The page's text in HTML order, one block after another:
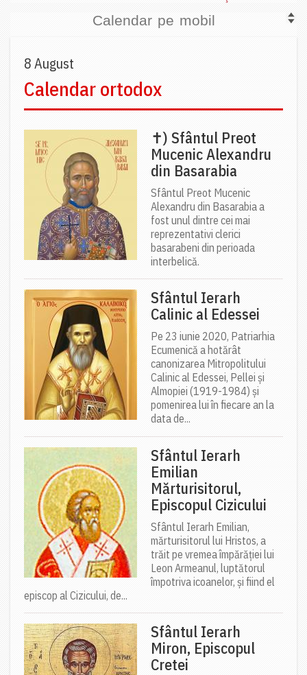
Calendar pe mobil
8 August
Calendar ortodox
✝) Sfântul Preot
Mucenic Alexandru
din Basarabia
Sfântul Preot Mucenic
Alexandru din Basarabia a
fost unul dintre cei mai
reprezentativi clerici
basarabeni din perioada
interbelică.
Sfântul Ierarh
Calinic al Edessei
Pe 23 iunie 2020, Patriarhia
Ecumenică a hotărât
canonizarea Mitropolitului
Calinic al Edessei, Pellei și
Almopiei (1919-1984) și
pomenirea lui în fiecare an la
data de...
Sfântul Ierarh
Emilian
Mărturisitorul,
Episcopul Cizicului
Sfântul Ierarh Emilian,
mărturisitorul lui Hristos, a
trăit pe vremea împărăției lui
Leon Armeanul, luptătorul
împotriva icoanelor, și fiind el
episcop al Cizicului, de...
Sfântul Ierarh
Miron, Episcopul
Cretei